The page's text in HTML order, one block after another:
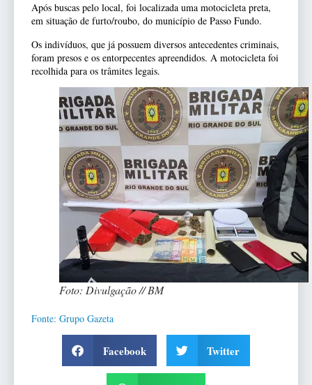
Após buscas pelo local, foi localizada uma motocicleta preta,
em situação de furto/roubo, do município de Passo Fundo.
Os indivíduos, que já possuem diversos antecedentes criminais,
foram presos e os entorpecentes apreendidos. A motocicleta foi
recolhida para os trâmites legais.
Foto: Divulgação // BM
Fonte: Grupo Gazeta
Facebook Twitter